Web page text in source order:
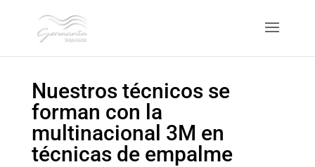
Nuestros técnicos se
forman con la
multinacional 3M en
técnicas de empalme